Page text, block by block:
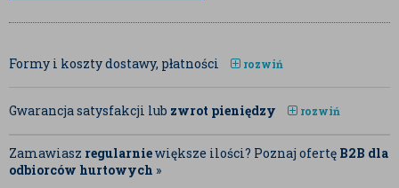
Formy i koszty dostawy, płatności rozwiń
Gwarancja satysfakcji lub zwrot pieniędzy rozwiń
Zamawiasz regularniewiększe ilości? Poznaj ofertę B2B dla
odbiorców hurtowych »